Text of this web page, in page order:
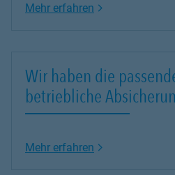
Mehr erfahren Link Opens in
Wir haben die
betriebliche
Mehr erfahren Link Opens in